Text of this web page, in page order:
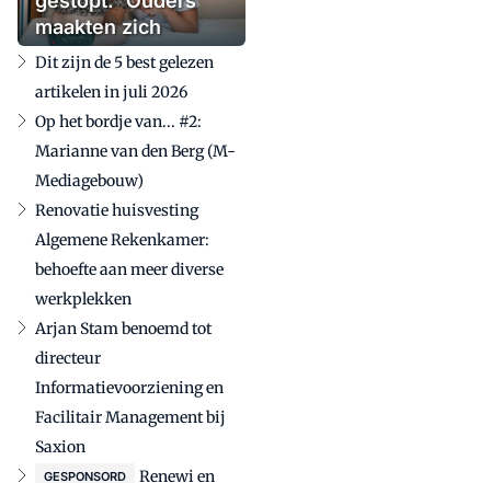
maakten zich
zorgen'
Dit zijn de 5 best gelezen
artikelen in juli 2026
Op het bordje van... #2:
Marianne van den Berg (M-
Mediagebouw)
Renovatie huisvesting
Algemene Rekenkamer:
behoefte aan meer diverse
werkplekken
Arjan Stam benoemd tot
directeur
Informatievoorziening en
Facilitair Management bij
Saxion
GESPONSORD
Renewi en